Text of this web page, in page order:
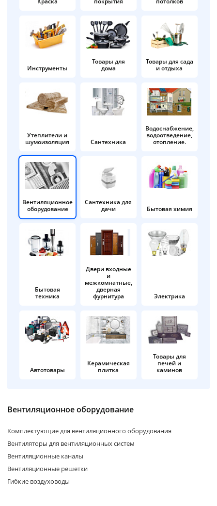
Инструменты
Товары для
дома
Товары для сада
и отдыха
Утеплители и
шумоизоляция
Сантехника
Водоснабжение,
водоотведение,
отопление.
Вентиляционное
оборудование
Сантехника для
дачи
Бытовая химия
Бытовая
техника
Двери входные
и
межкомнатные,
дверная
фурнитура
Электрика
Автотовары
Керамическая
плитка
Товары для
печей и
каминов
Вентиляционное оборудование
Комплектующие для вентиляционного оборудования
Вентиляторы для вентиляционных систем
Вентиляционные каналы
Вентиляционные решетки
Гибкие воздуховоды
в корзину
Оплачивайте сегодня только
25% картой любого банка
Получайте товар
выбранный способом
Оставшиеся
% будут
списываться
по25%каждые 2 недели
Подробнее
об оплате Плайтом
раз в 2
недели
Остались вопросы?
8 800 302-02-51
plait.ru